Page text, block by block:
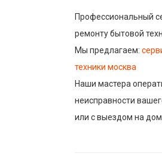
Профессиональный
ремонту бытовой
Мы предлагаем:
техники москва
Наши мастера
неисправности
или с выездом на